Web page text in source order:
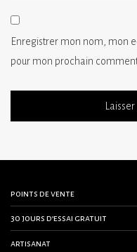
Enregistrer mon nom, mon
pour mon prochain
points de vente
30 jours d’essai gratuit
artisanat